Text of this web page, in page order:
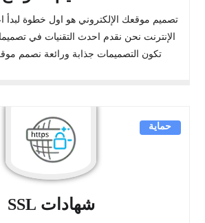
تصميم موقعك الإلكتروني هو اول خطوة لبدأ
الإنترنت نحن نقدم احدث التقنيات في
تكون التصميمات جذابة ورائعة نصمم
شهادات SSL
حماية